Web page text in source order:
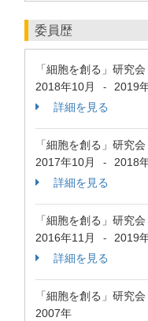
委員歴
「細胞を創る」研究
2018年10月
-
2019
詳細を見る
「細胞を創る」研究
2017年10月
-
2018
詳細を見る
「細胞を創る」研究
2016年11月
-
2019
詳細を見る
「細胞を創る」研究
2007年